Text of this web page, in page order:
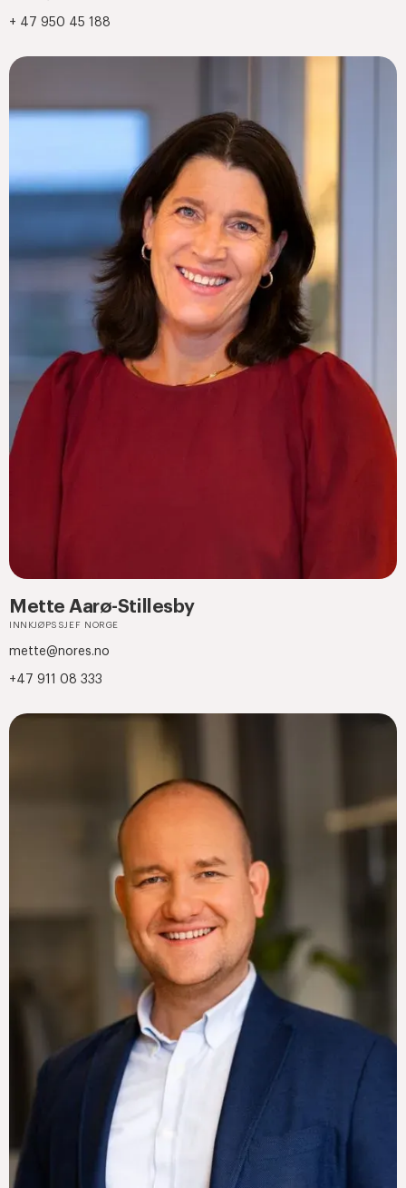
+ 47 950 45 188
Mette Aarø-Stillesby
INNKJØPSSJEF NORGE
mette@nores.no
+47 911 08 333